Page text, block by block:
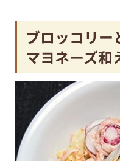
ブロッコリー
マヨネーズ和